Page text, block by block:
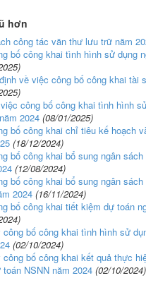
hơn
công tác văn thư lưu trữ năm
bố công khai tình hình sử dụng
về việc công bố công khai tài
công bố công khai tình hình
2024 (08/01/2025)
bố công khai chỉ tiêu kế hoạch
(18/12/2024)
bố công khai bổ sung ngân
(12/08/2024)
bố công khai bổ sung ngân
2024 (16/11/2024)
bố công khai tiết kiệm dự toán
bố công khai tình hình sử
(02/10/2024)
bố công khai kết quả thực
NSNN năm 2024 (02/10/2024)